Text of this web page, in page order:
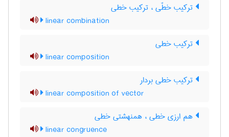
ترکیب خطّی ، ترکیب خطی
linear combination
ترکیب خطی
linear composition
ترکیب خطی بردار
linear composition of vector
هم ارزی خطی ، همنهشتی خطی
linear congruence